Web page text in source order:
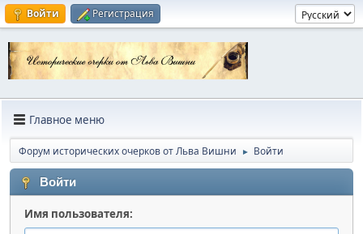
Войти Регистрация
Главное меню
Форум исторических очерков от Льва Вишни ► Войти
Войти
Имя пользователя: